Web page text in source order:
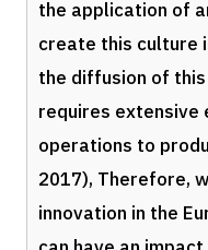
the application of
create this culture
the diffusion of
requires extensive
operations to
2017), Therefore,
innovation in the